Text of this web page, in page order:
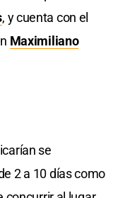
, y cuenta con el
Maximiliano
se
2 a 10 días como